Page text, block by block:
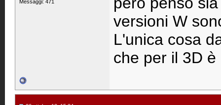
Messaggi: 471
versioni W
L'unica cosa
che per il 3D